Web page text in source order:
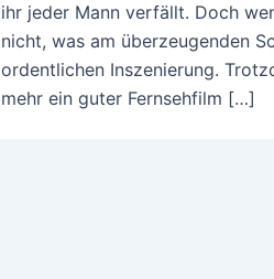
ihr jeder Mann verfällt. Doch
nicht, was am überzeugenden
ordentlichen Inszenierung.
mehr ein guter Fernsehfilm […]